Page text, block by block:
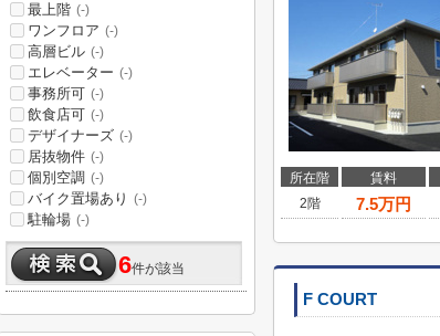
所在階 賃料
2階
7.5万円
F COURT
最上階 (-)
ワンフロア (-)
高層ビル (-)
エレベーター (-)
事務所可 (-)
飲食店可 (-)
デザイナーズ (-)
居抜物件 (-)
個別空調 (-)
バイク置場あり (-)
駐輪場 (-)
6件が該当